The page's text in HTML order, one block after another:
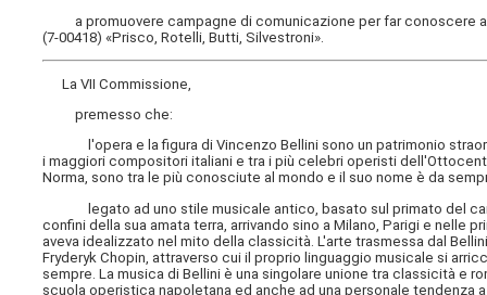
a promuovere campagne di comunicazione per far conoscere
(7-00418) «Prisco, Rotelli, Butti, Silvestroni».
La VII Commissione,
premesso che:
l'opera e la figura di Vincenzo Bellini sono un patrimonio
i maggiori compositori italiani e tra i più celebri operisti
Norma, sono tra le più conosciute al mondo e il suo nome è da
legato ad uno stile musicale antico, basato sul primato del
confini della sua amata terra, arrivando sino a Milano, Parigi e
aveva idealizzato nel mito della classicità. L'arte trasmessa dal
Fryderyk Chopin, attraverso cui il proprio linguaggio musicale si
sempre. La musica di Bellini è una singolare unione tra classicità e
scuola operistica napoletana ed anche ad una personale tendenza